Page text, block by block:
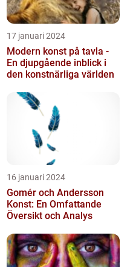
17 januari 2024
Modern konst på tavla -
En djupgående inblick i
den konstnärliga världen
16 januari 2024
Gomér och Andersson
Konst: En Omfattande
Översikt och Analys